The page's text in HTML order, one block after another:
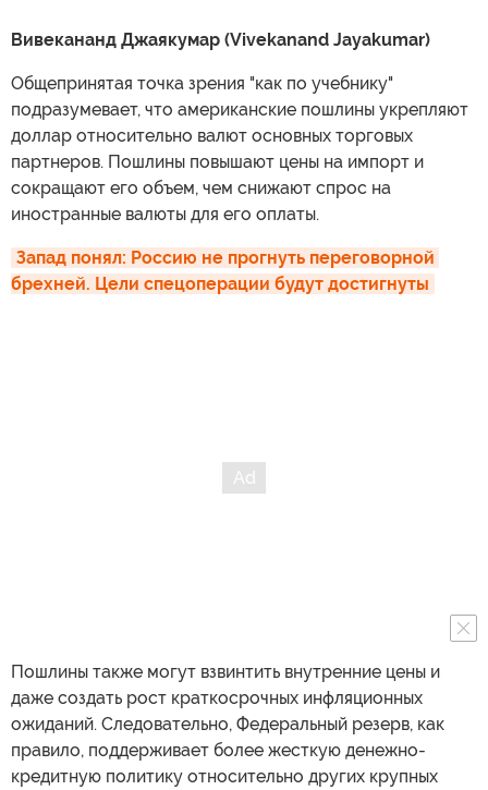
Вивекананд Джаякумар (Vivekanand Jayakumar)
Общепринятая точка зрения "как по учебнику"
подразумевает, что американские пошлины укрепляют
доллар относительно валют основных торговых
партнеров. Пошлины повышают цены на импорт и
сокращают его объем, чем снижают спрос на
иностранные валюты для его оплаты.
Запад понял: Россию не прогнуть переговорной
брехней. Цели спецоперации будут достигнуты
Пошлины также могут взвинтить внутренние цены и
даже создать рост краткосрочных инфляционных
ожиданий. Следовательно, Федеральный резерв, как
правило, поддерживает более жесткую денежно-
кредитную политику относительно других крупных